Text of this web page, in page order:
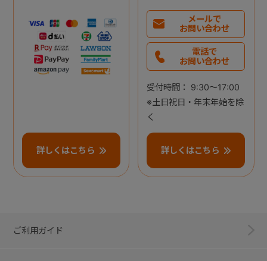
詳しくはこちら
メールで
お問い合わせ
電話で
お問い合わせ
受付時間： 9:30～17:00
※土日祝日・年末年始を除
く
詳しくはこちら
ご利用ガイド